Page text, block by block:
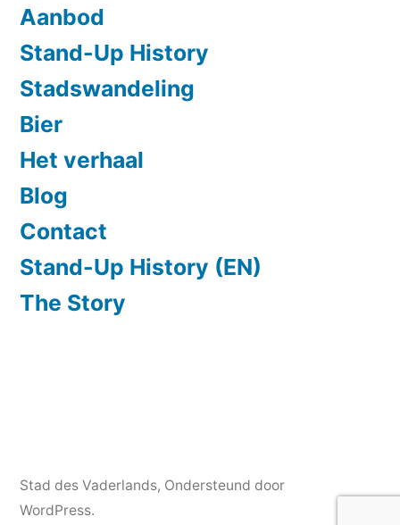
Aanbod
Stand-Up History
Stadswandeling
Bier
Het verhaal
Blog
Contact
Stand-Up History (EN)
The Story
Stad des Vaderlands, Ondersteund door
WordPress.